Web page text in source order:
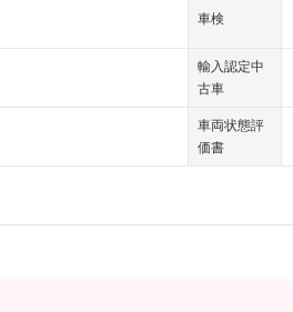
車検
輸入認定中
古車
車両状態評
価書